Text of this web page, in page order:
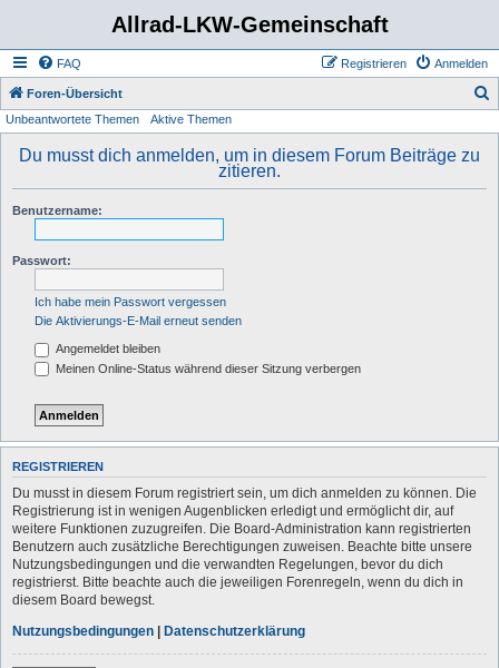
Allrad-LKW-Gemeinschaft
FAQ Anmelden
Registrieren
Foren-Übersicht
Unbeantwortete Themen Aktive Themen
Du musst dich anmelden, um in diesem Forum Beiträge zu
zitieren.
Benutzername:
Passwort:
Ich habe mein Passwort vergessen
Die Aktivierungs-E-Mail erneut senden
Angemeldet bleiben
Meinen Online-Status während dieser Sitzung verbergen
REGISTRIEREN
Du musst in diesem Forum registriert sein, um dich anmelden zu können. Die
Registrierung ist in wenigen Augenblicken erledigt und ermöglicht dir, auf
weitere Funktionen zuzugreifen. Die Board-Administration kann registrierten
Benutzern auch zusätzliche Berechtigungen zuweisen. Beachte bitte unsere
Nutzungsbedingungen und die verwandten Regelungen, bevor du dich
registrierst. Bitte beachte auch die jeweiligen Forenregeln, wenn du dich in
diesem Board bewegst.
Nutzungsbedingungen | Datenschutzerklärung